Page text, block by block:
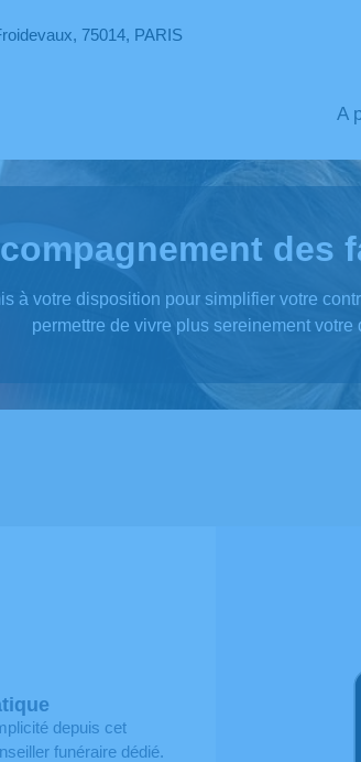
75014, PARIS
A
des
à votre disposition pour simplifier votre
permettre de vivre plus sereinement votre
depuis cet
funéraire dédié.